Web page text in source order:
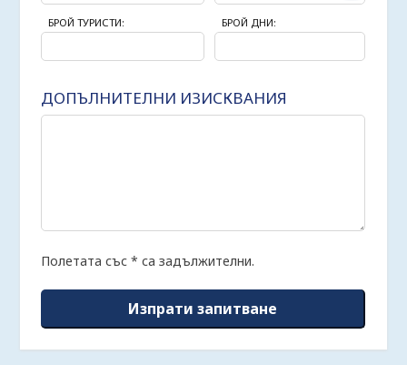
БРОЙ ТУРИСТИ: БРОЙ ДНИ:
ДОПЪЛНИТЕЛНИ ИЗИСКВАНИЯ
Полетата със * са задължителни.